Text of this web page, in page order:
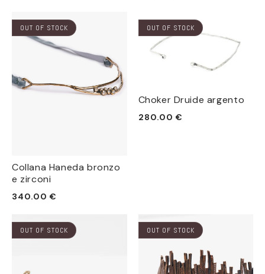
listino
Collana Haneda bronzo
e zirconi
Prezzo
listino
340.00 €
OUT OF STOCK
Choker Druide argento
Prezzo
280.00 €
OUT OF STOCK
OUT OF STOCK OUT OF STOCK